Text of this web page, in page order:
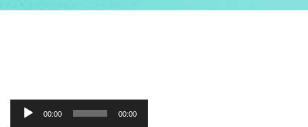
Tocador
00:00 00:00